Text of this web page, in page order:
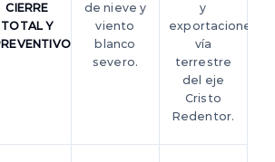
CIERRE
TOTAL Y
de nieve y
viento
blanco
severo.
y
exportaciones
vía
terrestre
del eje
Cristo
Redentor.